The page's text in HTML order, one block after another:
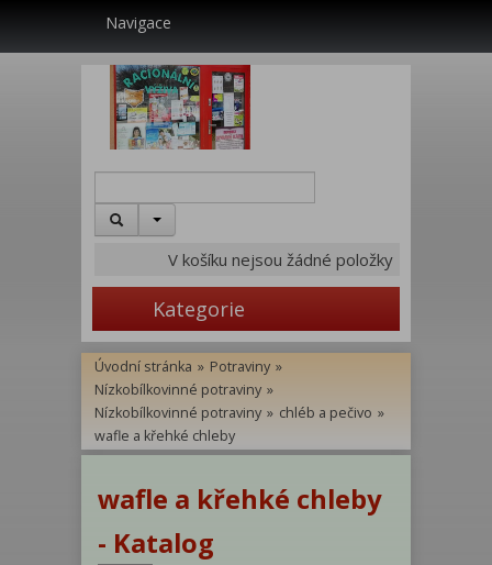
Navigace
V košíku nejsou žádné položky
Kategorie
Úvodní stránka » Potraviny »
Nízkobílkovinné potraviny »
Nízkobílkovinné potraviny » chléb a pečivo »
wafle a křehké chleby
wafle a křehké chleby
- Katalog